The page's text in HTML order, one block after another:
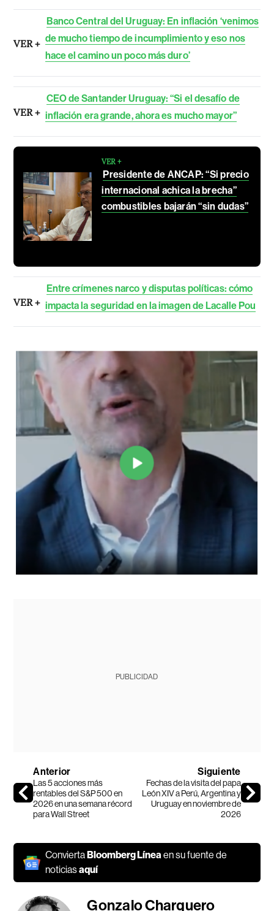
VER +
Banco Central del Uruguay: En inflación ‘venimos
de mucho tiempo de incumplimiento y eso nos
hace el camino un poco más duro’
VER +
CEO de Santander Uruguay: “Si el desafío de
inflación era grande, ahora es mucho mayor”
VER +
Presidente de ANCAP: “Si precio
internacional achica la brecha”
combustibles bajarán “sin dudas”
VER +
Entre crímenes narco y disputas políticas: cómo
impacta la seguridad en la imagen de Lacalle Pou
PUBLICIDAD
Anterior
Las 5 acciones más
rentables del S&P 500 en
2026 en una semana récord
para Wall Street
Siguiente
Fechas de la visita del papa
León XIV a Perú, Argentina y
Uruguay en noviembre de
2026
Convierta Bloomberg Líneaen su fuente de
noticiasaquí
Gonzalo Charquero